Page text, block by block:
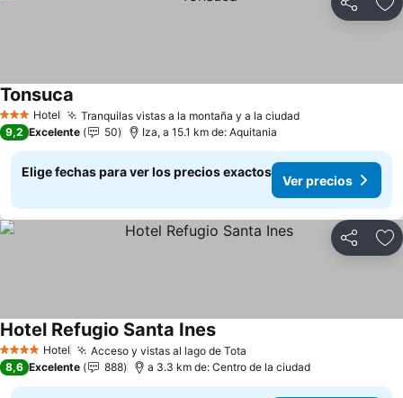
Compartir
3 Estrellas
Hotel Tranquilas vistas a la montaña y a la ciudadVer precios
Tonsuca
9,2 Excelente 50 Iza, a 15.1 km de: Aquitania
Elige fechas para ver los precios exactos
Ver precios
Compartir
4 EstrellasHotel Acceso y vistas al lago de Tota
Hotel Refugio Santa InesVer precios
8,6 Excelente 888 a 3.3 km de: Centro de la ciudad